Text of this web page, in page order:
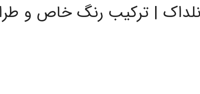
| ترکیب رنگ خاص و طراحی